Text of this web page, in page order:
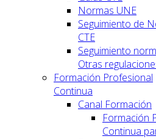
Normas UNE
Seguimiento de
CTE
Seguimiento
Otras
Formación Profesional
Continua
Canal Formación
Formación
Continua